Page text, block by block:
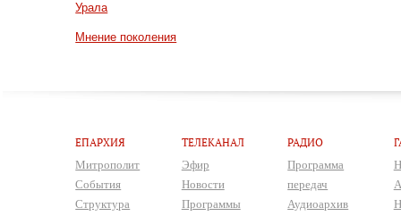
Урала
Мнение поколения
ЕПАРХИЯ
Митрополит
События
Структура
ТЕЛЕКАНАЛ
Эфир
Новости
Программы
РАДИО
Программа
передач
Аудиоархив